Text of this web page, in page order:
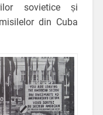
sovietice și
din Cuba